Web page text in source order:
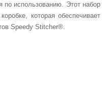
по использованию. Этот набор
которая обеспечивает
Speedy Stitcher®.